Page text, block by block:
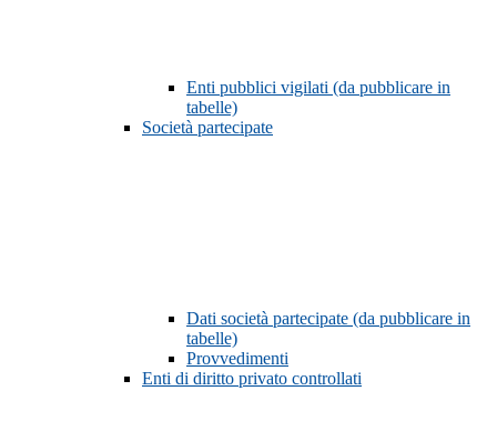
Enti pubblici vigilati (da pubblicare in
tabelle)
Società partecipate
Dati società partecipate (da pubblicare in
tabelle)
Provvedimenti
Enti di diritto privato controllati